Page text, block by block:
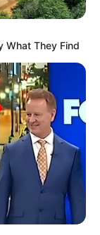
What They Find